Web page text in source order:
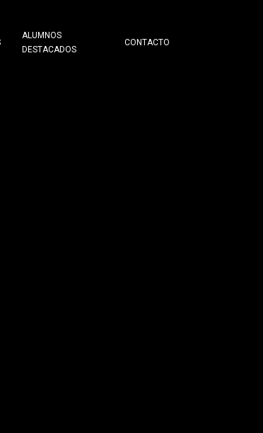
ALUMNOS
DESTACADOS
CONTACTO